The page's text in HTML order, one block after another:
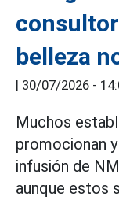
belleza
| 30/07/2026 -
Muchos
promocionan y
infusión de
aunque estos